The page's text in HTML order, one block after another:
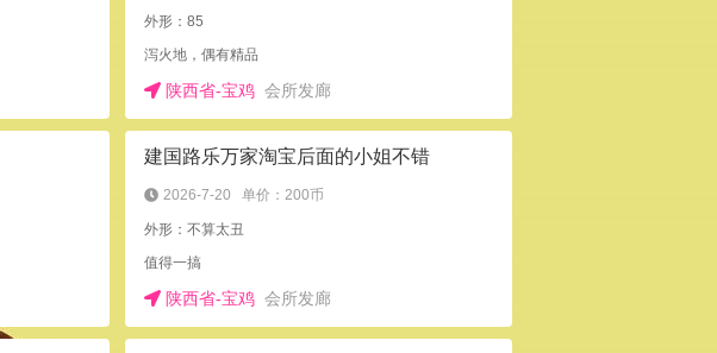
外形：85
泻火地，偶有精品
陕西省-宝鸡 会所发廊
建国路乐万家淘宝后面的小姐不错
2026-7-20 单价：200币
外形：不算太丑
值得一搞
陕西省-宝鸡 会所发廊